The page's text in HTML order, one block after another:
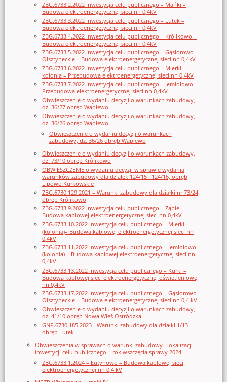
ZBG.6733.2.2022 Inwestycja celu publicznego – Mańki –
Budowa elektroenergetycznej sieci nn 0,4kV
ZBG.6733.3.2022 Inwestycja celu publicznego – Lutek –
Budowa elektroenergetycznej sieci nn 0,4kV
ZBG.6733.4.2022 Inwestycja celu publicznego – Królikowo –
Budowa elektroenergetycznej sieci nn 0,4kV
ZBG.6733.5.2022 Inwestycja celu publicznego – Gąsiorowo
Olsztyneckie – Budowa elektroenergetycznej sieci nn 0,4kV
ZBG.6733.6.2022 Inwestycja celu publicznego – Mierki
kolonia – Przebudowa elektroenergetycznej sieci nn 0,4kV
ZBG.6733.7.2022 Inwestycja celu publicznego – Jemiołowo –
Przebudowa elektroenergetycznej sieci nn 0,4kV
Obwieszczenie o wydaniu decyzji o warunkach zabudowy,
dz. 36/27 obręb Waplewo
Obwieszczenie o wydaniu decyzji o warunkach zabudowy,
dz. 36/26 obręb Waplewo
Obwieszczenie o wydaniu decyzji o warunkach
zabudowy, dz. 36/26 obręb Waplewo
Obwieszczenie o wydaniu decyzji o warunkach zabudowy,
dz. 73/10 obręb Królikowo
OBWIESZCZENIE o wydaniu decyzji w sprawie wydania
warunków zabudowy dla działek 124/15 i 124/16, obręb
Lipowo Kurkowskie
ZBG.6730.129.2021 – Warunki zabudowy dla działki nr 73/24
obręb Królikowo
ZBG.6733.9.2022 Inwestycja celu publicznego – Ząbie –
Budowa kablowej elektroenergetycznej sieci nn 0,4kV
ZBG.6733.10.2022 Inwestycja celu publicznego – Mierki
(kolonia)– Budowa kablowej elektroenergetycznej sieci nn
0,4kV
ZBG.6733.11.2022 Inwestycja celu publicznego – Jemiołowo
(kolonia) – Budowa kablowej elektroenergetycznej sieci nn
0,4kV
ZBG.6733.13.2022 Inwestycja celu publicznego – Kurki –
Budowa kablowej sieci elektroenergetycznej oświetleniowej
nn 0,4kV
ZBG.6733.17.2022 Inwestycja celu publicznego – Gąsiorowo
Olsztyneckie – Budowa elektroenergetycznej sieci nn 0,4 kV
Obwieszczenie o wydaniu decyzji o warunkach zabudowy,
dz. 41/10 obręb Nowa Wieś Ostródzka
GNP.6730.185.2023 - Warunki zabudowy dla działki 1/13
obręb Lutek
Obwieszczenia w sprawach o warunki zabudowy i lokalizacji
inwestycji celu publicznego – rok wszczęcia sprawy 2024
ZBG.6733.1.2024 – Łutynowo – Budowa kablowej sieci
elektroenergetycznej nn 0,4 kV